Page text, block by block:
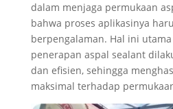
dalam menjaga permukaan
bahwa proses aplikasinya
berpengalaman. Hal ini
penerapan aspal sealant
dan efisien, sehingga
maksimal terhadap